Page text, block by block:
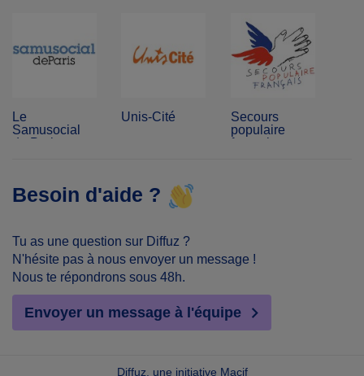
Le
Samusocial
de Paris
Unis-Cité
Secours
populaire
français
Besoin d'aide ?
Tu as une question sur Diffuz ?
N'hésite pas à nous envoyer un message !
Nous te répondrons sous 48h.
Envoyer un message à l'équipe
Diffuz, une initiative Macif